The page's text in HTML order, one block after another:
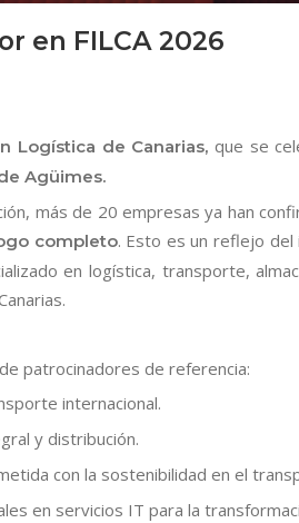
en FILCA 2026
Logística de Canarias, que se
Agüimes.
más de 20 empresas ya han
completo. Esto es un reflejo
en logística, transporte,
patrocinadores de referencia:
internacional.
y distribución.
con la sostenibilidad en el
en servicios IT para la